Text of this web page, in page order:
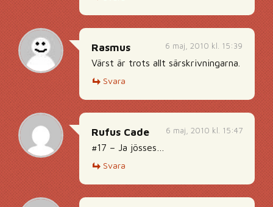
6 maj, 2010 kl. 15:39
Rasmus
Värst är trots allt särskrivningarna.
Svara
6 maj, 2010 kl. 15:47
Rufus Cade
#17 – Ja jösses…
Svara